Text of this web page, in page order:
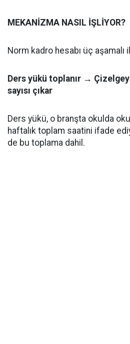
MEKANİZMA NASIL İŞLİYOR?
Norm kadro hesabı üç aşamalı
Ders yükü toplanır →
sayısı çıkar
Ders yükü, o branşta okulda
haftalık toplam saatini ifade
de bu toplama dahil.